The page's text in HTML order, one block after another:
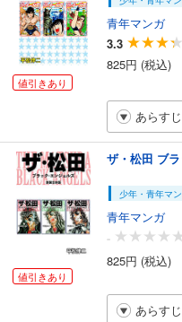
値引きあり
青年マンガ
3.3
825円 (税込)
あらす
値引きあり
ザ・松田 ブ
少年・青年マ
青年マンガ
-
825円 (税込)
あらす